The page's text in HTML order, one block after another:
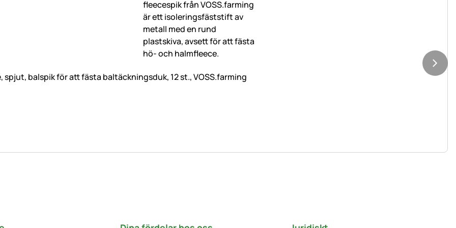
spjut, balspik för att fästa baltäckningsduk, 12 st., VOSS.farming